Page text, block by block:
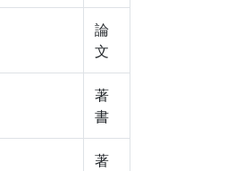
論
文
著
書
著